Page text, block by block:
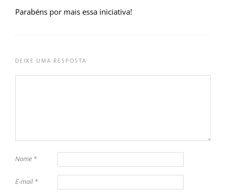
Parabéns por mais essa iniciativa!
DEIXE UMA RESPOSTA
Nome *
E-mail*